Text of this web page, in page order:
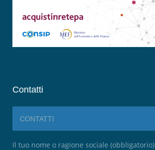
Contatti
CONTATTI
Il tuo nome o ragione sociale (obbligatorio)